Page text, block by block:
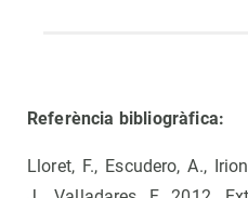
Referència bibliogràfica:
Lloret, F., Escudero, A.,